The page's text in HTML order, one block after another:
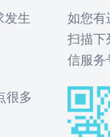
发生
很多
如您有
扫描下
信服务